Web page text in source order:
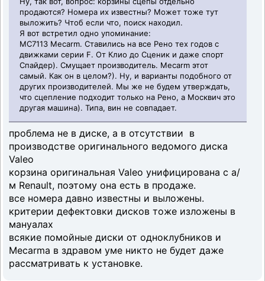
продаются? Номера их известны? Может тоже тут
выложить? Чтоб если что, поиск находил.
Я вот встретил одно упоминание:
MC7113 Mecarm. Ставились на все Рено тех годов с
движками серии F. От Клио до Сценик и даже спорт
Спайдер). Смущает производитель. Mecarm этот
самый. Как он в целом?). Ну, и варианты подобного от
других производителей. Мы же не будем утверждать,
что сцепление подходит только на Рено, а Москвич это
другая машина). Типа, вин не совпадает.
проблема не в диске, а в отсутствии в
производстве оригинального ведомого диска
Valeo
корзина оригинальная Valeo унифицирована с а/
м Renault, поэтому она есть в продаже.
все номера давно известны и выложены.
критерии дефектовки дисков тоже изложены в
мануалах
всякие помойные диски от одноклубников и
Mecarma в здравом уме никто не будет даже
рассматривать к установке.